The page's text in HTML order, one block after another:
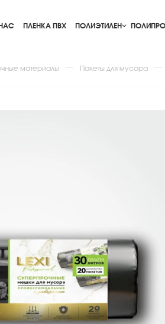
ПЛЕНКА ПВХ ПОЛИЭТИЛЕН
материалы Пакеты для мусора